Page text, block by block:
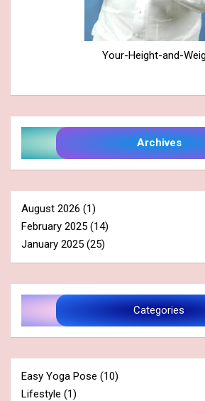
Your-Height-and-
Archives
August 2026 (1)
February 2025 (14)
January 2025 (25)
Categories
Easy Yoga Pose (10)
Lifestyle (1)